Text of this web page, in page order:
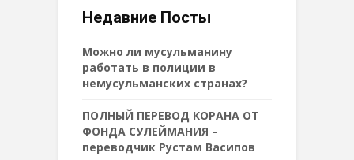
Недавние Посты
Можно ли мусульманину
работать в полиции в
немусульманских странах?
ПОЛНЫЙ ПЕРЕВОД КОРАНА ОТ
ФОНДА СУЛЕЙМАНИЯ –
переводчик Рустам Васипов